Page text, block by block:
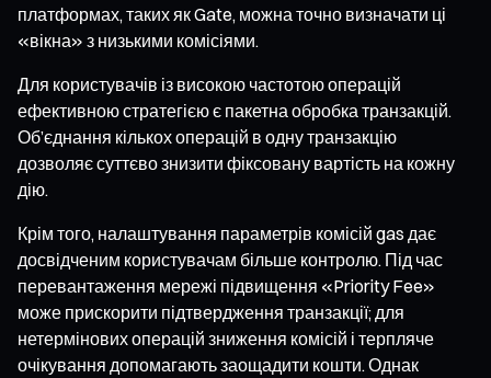
платформах, таких як Gate, можна точно визначати ці
«вікна» з низькими комісіями.
Для користувачів із високою частотою операцій
ефективною стратегією є пакетна обробка транзакцій.
Об’єднання кількох операцій в одну транзакцію
дозволяє суттєво знизити фіксовану вартість на кожну
дію.
Крім того, налаштування параметрів комісій gas дає
досвідченим користувачам більше контролю. Під час
перевантаження мережі підвищення «Priority Fee»
може прискорити підтвердження транзакції; для
нетермінових операцій зниження комісій і терпляче
очікування допомагають заощадити кошти. Однак